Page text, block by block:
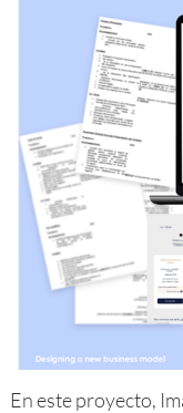
En este proyecto,